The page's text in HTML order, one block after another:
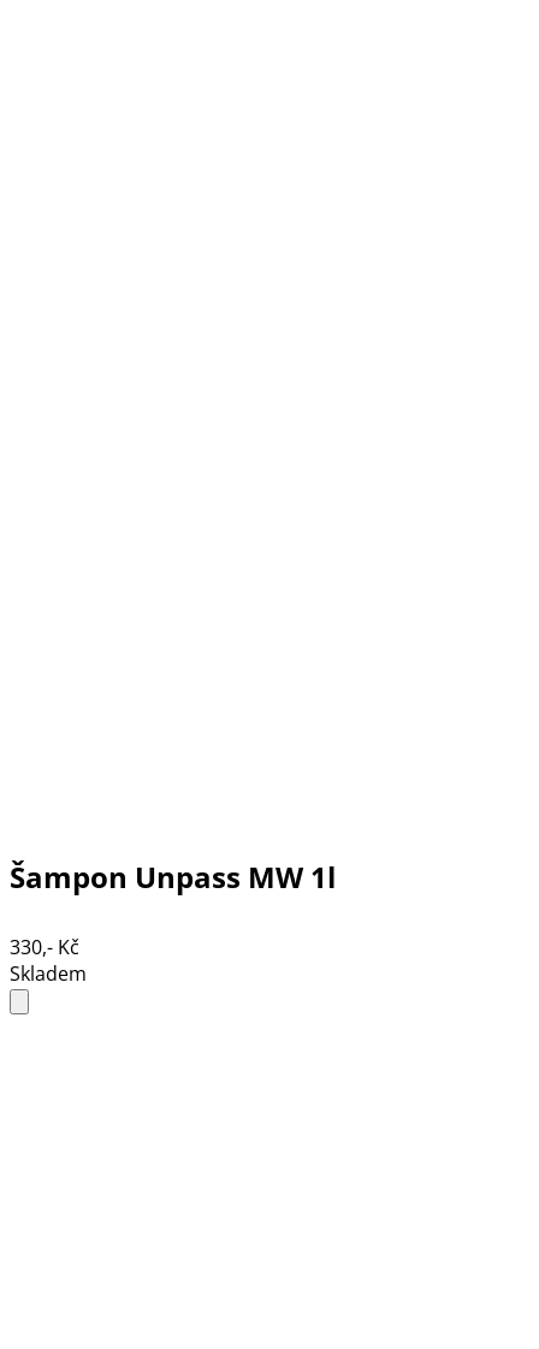
Šampon Unpass MW 1l
330,- Kč
Skladem